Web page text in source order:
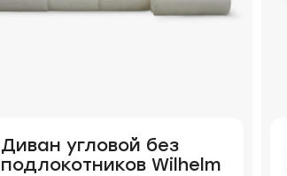
Диван угловой без
подлокотников Wilhelm